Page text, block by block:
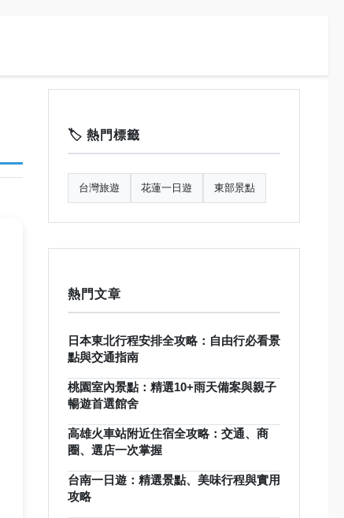
🏷️ 熱門標籤
台灣旅遊 花蓮一日遊 東部景點
熱門文章
日本東北行程安排全攻略：自由行必看景
點與交通指南
桃園室內景點：精選10+雨天備案與親子
暢遊首選館舍
高雄火車站附近住宿全攻略：交通、商
圈、選店一次掌握
台南一日遊：精選景點、美味行程與實用
攻略